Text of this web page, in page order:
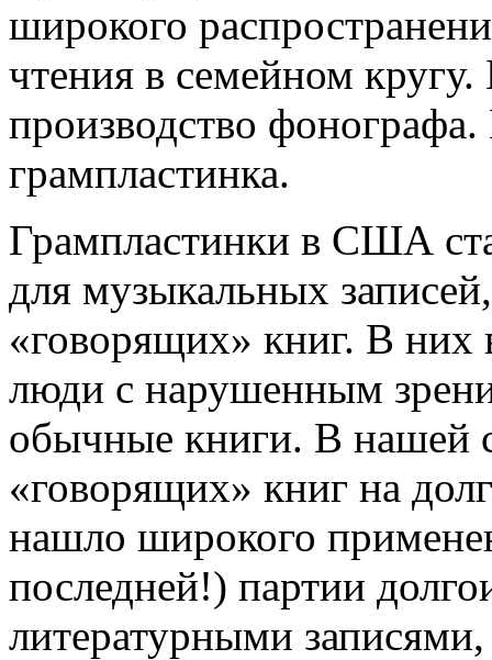
широкого
чтения в семейном
производство
грампластинка.
Грампластинки в США
для музыкальных
«говорящих» книг. В них
люди с нарушенным
обычные книги. В нашей
«говорящих» книг на
нашло широкого
последней!) партии
литературными